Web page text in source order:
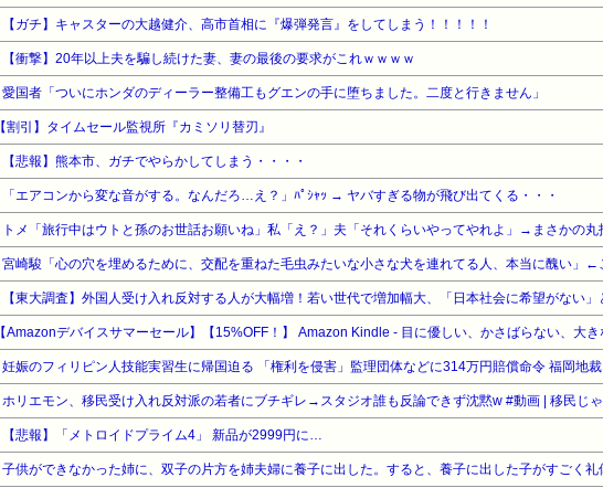
【ガチ】キャスターの大越健介、高市首相に『爆弾発言』をしてしまう！！！！！
【衝撃】20年以上夫を騙し続けた妻、妻の最後の要求がこれｗｗｗｗ
愛国者「ついにホンダのディーラー整備工もグエンの手に堕ちました。二度と行きません」
【割引】タイムセール監視所『カミソリ替刃』
【悲報】熊本市、ガチでやらかしてしまう・・・・
「エアコンから変な音がする。なんだろ…え？」ﾊﾟｼｬｯ → ヤバすぎる物が飛び出てくる・・・
妊娠のフィリピン人技能実習生に帰国迫る 「権利を侵害」監理団体などに314万円賠償命令 福岡地裁
【悲報】「メトロイドプライム4」 新品が2999円に…